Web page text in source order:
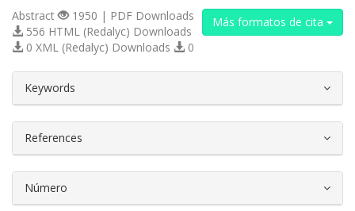
Más formatos de cita
Abstract
1950 | PDF Downloads
556 HTML (Redalyc) Downloads
0 XML (Redalyc) Downloads
0
Keywords
References
Número